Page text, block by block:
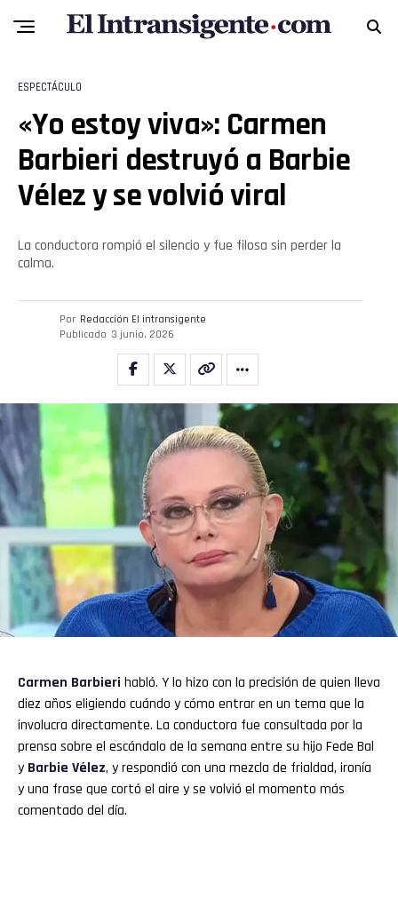
ESPECTÁCULO
«Yo estoy viva»: Carmen
Barbieri destruyó a Barbie
Vélez y se volvió viral
La conductora rompió el silencio y fue filosa sin perder la
calma.
Por Redacción El intransigente
Publicado 3 junio, 2026
Carmen Barbieri habló. Y lo hizo con la precisión de quien lleva
diez años eligiendo cuándo y cómo entrar en un tema que la
involucra directamente. La conductora fue consultada por la
prensa sobre el escándalo de la semana entre su hijo Fede Bal
y Barbie Vélez, y respondió con una mezcla de frialdad, ironía
y una frase que cortó el aire y se volvió el momento más
comentado del día.